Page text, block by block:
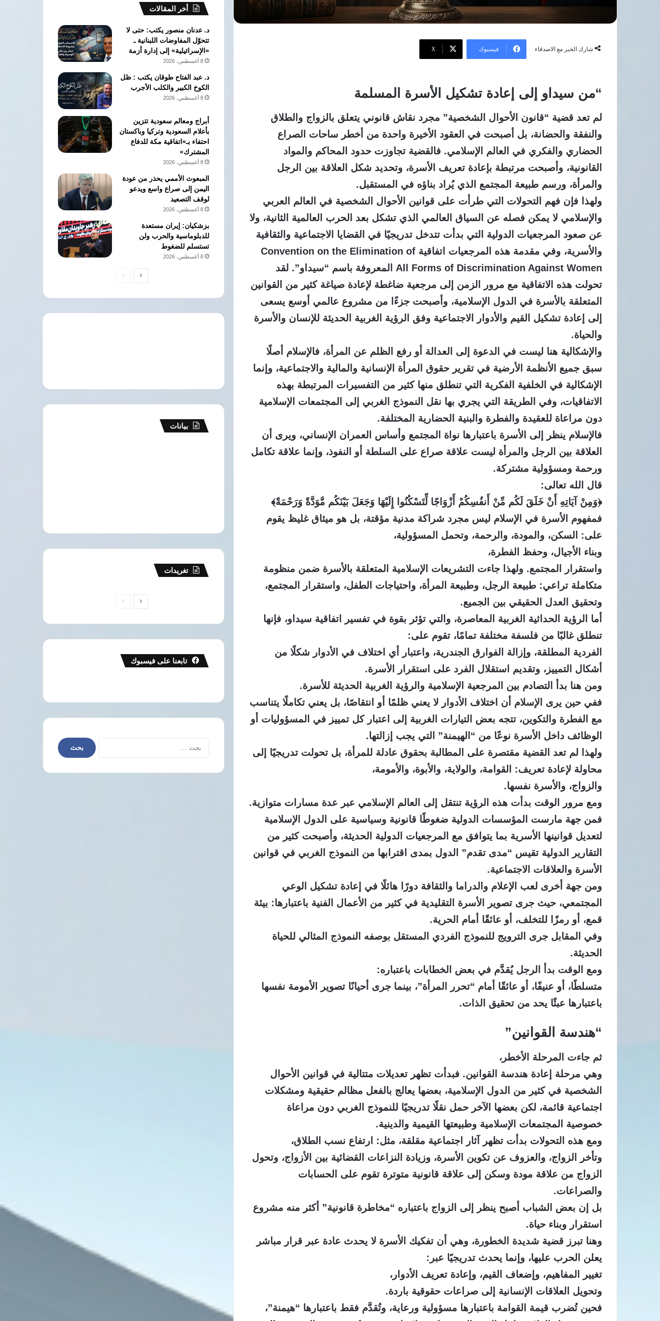
شارك الخبر مع الاصدقاء فيسبوك ‫X
“من سيداو إلى إعادة تشكيل الأسرة المسلمة
لم تعد قضية “قانون الأحوال الشخصية” مجرد نقاش قانوني يتعلق بالزواج والطلاق
والنفقة والحضانة، بل أصبحت في العقود الأخيرة واحدة من أخطر ساحات الصراع
الحضاري والفكري في العالم الإسلامي. فالقضية تجاوزت حدود المحاكم والمواد
القانونية، وأصبحت مرتبطة بإعادة تعريف الأسرة، وتحديد شكل العلاقة بين الرجل
والمرأة، ورسم طبيعة المجتمع الذي يُراد بناؤه في المستقبل.
ولهذا فإن فهم التحولات التي طرأت على قوانين الأحوال الشخصية في العالم العربي
والإسلامي لا يمكن فصله عن السياق العالمي الذي تشكل بعد الحرب العالمية الثانية، ولا
عن صعود المرجعيات الدولية التي بدأت تتدخل تدريجيًا في القضايا الاجتماعية والثقافية
والأسرية، وفي مقدمة هذه المرجعيات اتفاقية Convention on the Elimination of
All Forms of Discrimination Against Women المعروفة باسم “سيداو”.
لقد
تحولت هذه الاتفاقية مع مرور الزمن إلى مرجعية ضاغطة لإعادة صياغة كثير من القوانين
المتعلقة بالأسرة في الدول الإسلامية، وأصبحت جزءًا من مشروع عالمي أوسع يسعى
إلى إعادة تشكيل القيم والأدوار الاجتماعية وفق الرؤية الغربية الحديثة للإنسان والأسرة
والحياة.
والإشكالية هنا ليست في الدعوة إلى العدالة أو رفع الظلم عن المرأة، فالإسلام أصلًا
سبق جميع الأنظمة الأرضية في تقرير حقوق المرأة الإنسانية والمالية والاجتماعية، وإنما
الإشكالية في الخلفية الفكرية التي تنطلق منها كثير من التفسيرات المرتبطة بهذه
الاتفاقيات، وفي الطريقة التي يجري بها نقل النموذج الغربي إلى المجتمعات الإسلامية
دون مراعاة للعقيدة والفطرة والبنية الحضارية المختلفة.
فالإسلام ينظر إلى الأسرة باعتبارها نواة المجتمع وأساس العمران الإنساني، ويرى أن
العلاقة بين الرجل والمرأة ليست علاقة صراع على السلطة أو النفوذ، وإنما علاقة تكامل
ورحمة ومسؤولية مشتركة.
قال الله تعالى:
﴿وَمِنْ آيَاتِهِ أَنْ خَلَقَ لَكُم مِّنْ أَنفُسِكُمْ أَزْوَاجًا لِّتَسْكُنُوا إِلَيْهَا وَجَعَلَ بَيْنَكُم مَّوَدَّةً وَرَحْمَةً﴾
فمفهوم الأسرة في الإسلام ليس مجرد شراكة مدنية مؤقتة، بل هو ميثاق غليظ يقوم
على: السكن، والمودة، والرحمة، وتحمل المسؤولية،
وبناء الأجيال، وحفظ الفطرة،
واستقرار المجتمع. ولهذا جاءت التشريعات الإسلامية المتعلقة بالأسرة ضمن منظومة
متكاملة تراعي: طبيعة الرجل، وطبيعة المرأة، واحتياجات الطفل، واستقرار المجتمع،
وتحقيق العدل الحقيقي بين الجميع.
أما الرؤية الحداثية الغربية المعاصرة، والتي تؤثر بقوة في تفسير اتفاقية سيداو، فإنها
تنطلق غالبًا من فلسفة مختلفة تمامًا، تقوم على:
الفردية المطلقة، وإزالة الفوارق الجندرية، واعتبار أي اختلاف في الأدوار شكلًا من
أشكال التمييز، وتقديم استقلال الفرد على استقرار الأسرة.
ومن هنا بدأ التصادم بين المرجعية الإسلامية والرؤية الغربية الحديثة للأسرة.
ففي حين يرى الإسلام أن اختلاف الأدوار لا يعني ظلمًا أو انتقاصًا، بل يعني تكاملًا يتناسب
مع الفطرة والتكوين، تتجه بعض التيارات الغربية إلى اعتبار كل تمييز في المسؤوليات أو
الوظائف داخل الأسرة نوعًا من “الهيمنة” التي يجب إزالتها.
ولهذا لم تعد القضية مقتصرة على المطالبة بحقوق عادلة للمرأة، بل تحولت تدريجيًا إلى
محاولة لإعادة تعريف: القوامة، والولاية، والأبوة، والأمومة،
والزواج، والأسرة نفسها.
ومع مرور الوقت بدأت هذه الرؤية تنتقل إلى العالم الإسلامي عبر عدة مسارات متوازية.
فمن جهة مارست المؤسسات الدولية ضغوطًا قانونية وسياسية على الدول الإسلامية
لتعديل قوانينها الأسرية بما يتوافق مع المرجعيات الدولية الحديثة، وأصبحت كثير من
التقارير الدولية تقيس “مدى تقدم” الدول بمدى اقترابها من النموذج الغربي في قوانين
الأسرة والعلاقات الاجتماعية.
ومن جهة أخرى لعب الإعلام والدراما والثقافة دورًا هائلًا في إعادة تشكيل الوعي
المجتمعي، حيث جرى تصوير الأسرة التقليدية في كثير من الأعمال الفنية باعتبارها: بيئة
قمع، أو رمزًا للتخلف، أو عائقًا أمام الحرية.
وفي المقابل جرى الترويج للنموذج الفردي المستقل بوصفه النموذج المثالي للحياة
الحديثة.
ومع الوقت بدأ الرجل يُقدَّم في بعض الخطابات باعتباره:
متسلطًا، أو عنيفًا، أو عائقًا أمام “تحرر المرأة”، بينما جرى أحيانًا تصوير الأمومة نفسها
باعتبارها عبئًا يحد من تحقيق الذات.
“هندسة القوانين”
ثم جاءت المرحلة الأخطر،
وهي مرحلة إعادة هندسة القوانين. فبدأت تظهر تعديلات متتالية في قوانين الأحوال
الشخصية في كثير من الدول الإسلامية، بعضها يعالج بالفعل مظالم حقيقية ومشكلات
اجتماعية قائمة، لكن بعضها الآخر حمل نقلًا تدريجيًا للنموذج الغربي دون مراعاة
خصوصية المجتمعات الإسلامية وطبيعتها القيمية والدينية.
ومع هذه التحولات بدأت تظهر آثار اجتماعية مقلقة، مثل: ارتفاع نسب الطلاق،
وتأخر الزواج، والعزوف عن تكوين الأسرة، وزيادة النزاعات القضائية بين الأزواج، وتحول
الزواج من علاقة مودة وسكن إلى علاقة قانونية متوترة تقوم على الحسابات
والصراعات.
بل إن بعض الشباب أصبح ينظر إلى الزواج باعتباره “مخاطرة قانونية” أكثر منه مشروع
استقرار وبناء حياة.
وهنا تبرز قضية شديدة الخطورة، وهي أن تفكيك الأسرة لا يحدث عادة عبر قرار مباشر
يعلن الحرب عليها، وإنما يحدث تدريجيًا عبر:
تغيير المفاهيم، وإضعاف القيم، وإعادة تعريف الأدوار،
وتحويل العلاقات الإنسانية إلى صراعات حقوقية باردة.
فحين تُضرب قيمة القوامة باعتبارها مسؤولية ورعاية، وتُقدَّم فقط باعتبارها “هيمنة”،
أخر المقالات
د. عدنان منصور يكتب: حتى لا
تتحوّل المفاوضات اللبنانية ـ
«الإسرائيلية» إلى إدارة أزمة
8 أغسطس، 2026
د. عبد الفتاح طوقان يكتب : ظل
الكوخ الكبير والكلب الأجرب
8 أغسطس، 2026
أبراج ومعالم سعودية تتزين
بأعلام السعودية وتركيا وباكستان
احتفاء بـ«اتفاقية مكة للدفاع
المشترك»
8 أغسطس، 2026
المبعوث الأممي يحذر من عودة
اليمن إلى صراع واسع ويدعو
لوقف التصعيد
8 أغسطس، 2026
بزشكيان: إيران مستعدة
للدبلوماسية والحرب ولن
تستسلم للضغوط
8 أغسطس، 2026
الصفحةالصفحة
بيانات
تغريدات
الصفحةالصفحة
تابعنا على فيسبوك
البحث
عن: